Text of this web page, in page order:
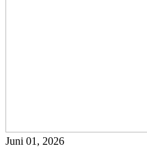
Juni 01, 2026